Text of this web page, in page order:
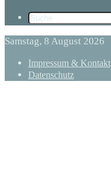
Samstag, 8 August 2026
Impressum & Kontakt
Datenschutz